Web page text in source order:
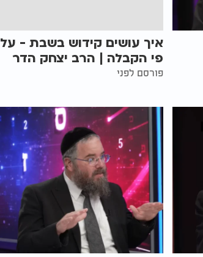
איך עושים קידוש בשבת - על
פי הקבלה | הרב יצחק הדר
פורסם לפני